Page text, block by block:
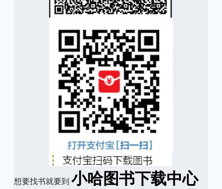
想要找书就要到 小哈图书下载中心